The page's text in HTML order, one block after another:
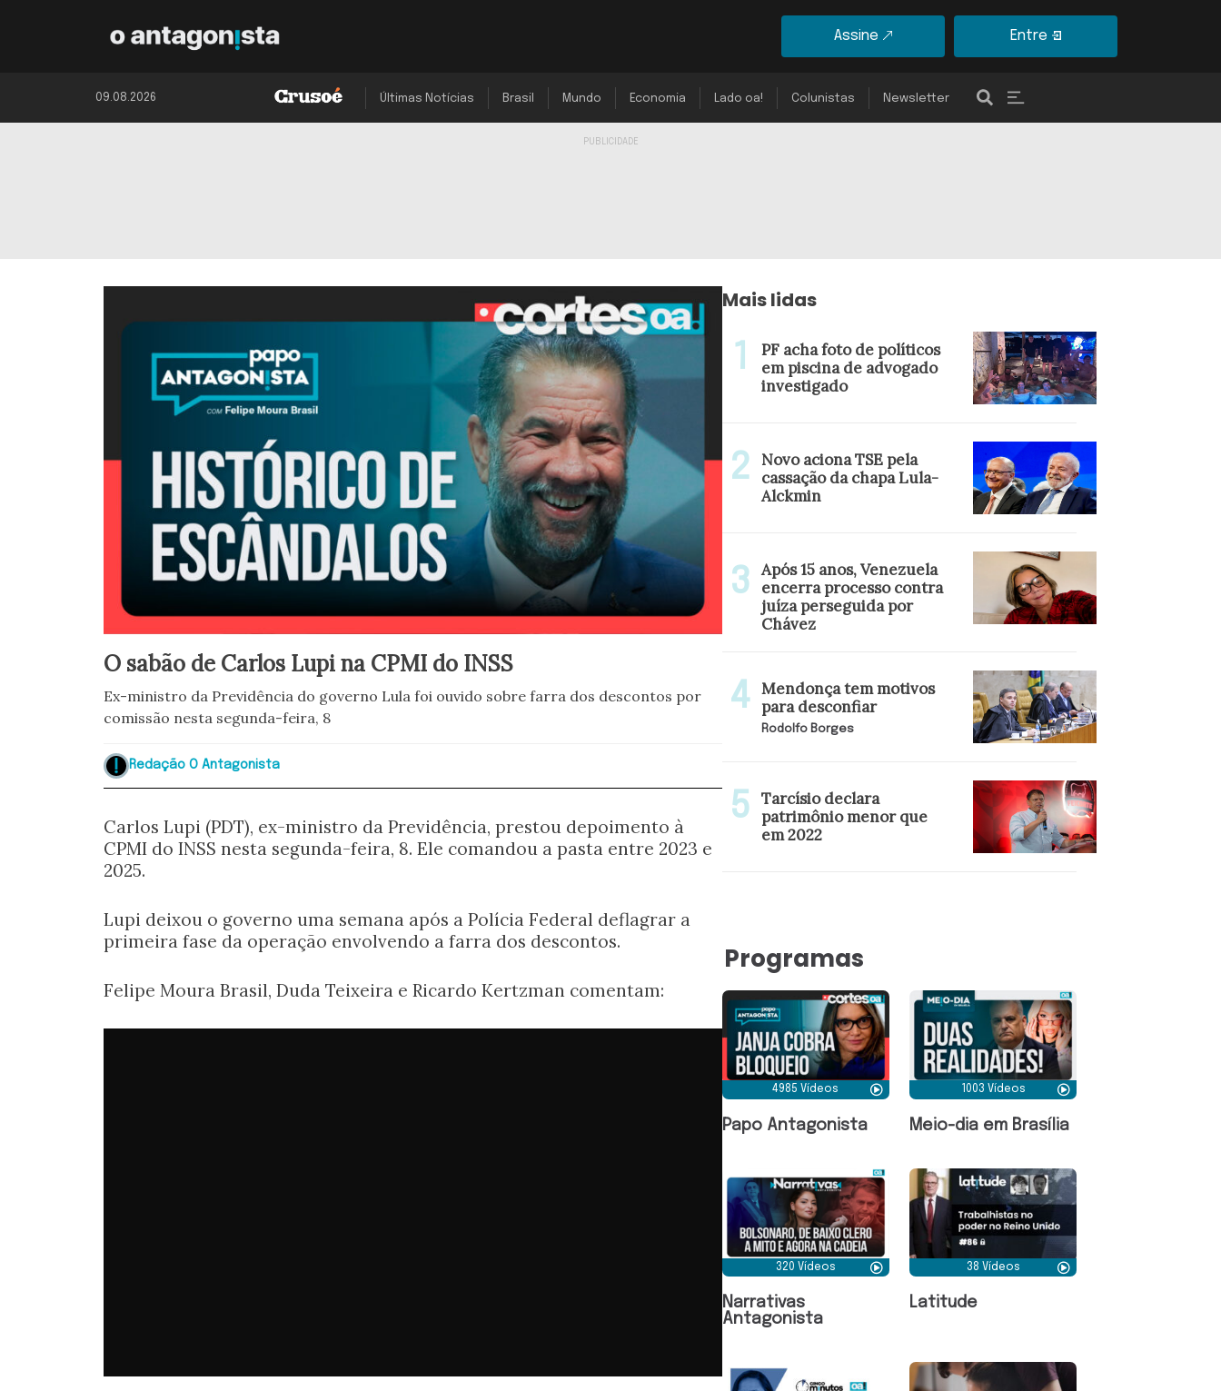
Assine Entre
09.08.2026 Últimas Notícias Brasil Mundo Economia Lado oa! Colunistas Newsletter
O sabão de Carlos Lupi na CPMI do INSS
Ex-ministro da Previdência do governo Lula foi ouvido sobre farra dos descontos por
comissão nesta segunda-feira, 8
Redação O Antagonista
Carlos Lupi (PDT), ex-ministro da Previdência, prestou depoimento à
CPMI do INSS nesta segunda-feira, 8. Ele comandou a pasta entre 2023 e
2025.
Lupi deixou o governo uma semana após a Polícia Federal deflagrar a
primeira fase da operação envolvendo a farra dos descontos.
Felipe Moura Brasil, Duda Teixeira e Ricardo Kertzman comentam:
Mais lidas
PF acha foto de políticos
em piscina de advogado
investigado
Novo aciona TSE pela
cassação da chapa Lula-
Alckmin
Após 15 anos, Venezuela
encerra processo contra
juíza perseguida por
Chávez
Mendonça tem motivos
para desconfiar
Rodolfo Borges
Tarcísio declara
patrimônio menor que
em 2022
Programas
4985 Vídeos
Papo Antagonista
1003 Vídeos
Meio-dia em Brasília
320 Vídeos
Narrativas
Antagonista
38 Vídeos
Latitude